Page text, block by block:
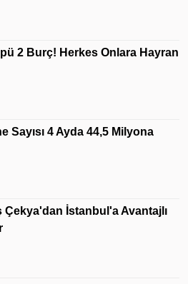
2 Burç! Herkes Onlara Hayran
Sayısı 4 Ayda 44,5 Milyona
Çekya'dan İstanbul'a Avantajlı